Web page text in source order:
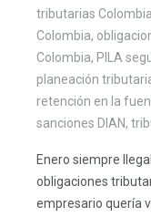
tributarias Colombia
Colombia,
Colombia, PILA
planeación
retención en la
sanciones DIAN,
Enero siempre
obligaciones
empresario quería